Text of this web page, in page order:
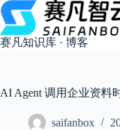
跳
过
内
容
赛凡知识库 · 博客
AI Agent 调用企业资料
saifanbox